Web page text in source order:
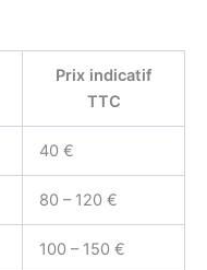
Prix indicatif
TTC
40 €
80 – 120 €
100 – 150 €